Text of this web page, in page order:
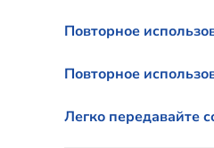
Повторное
Повторное
Легко передавайте